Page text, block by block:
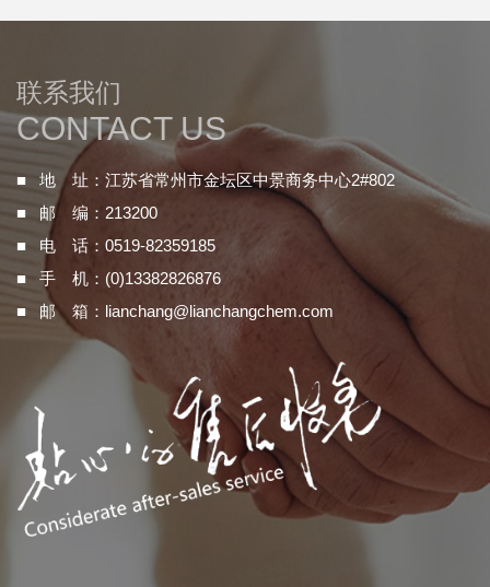
联系我们
CONTACT US
■ 地 址：江苏省常州市金坛区中景商务中心2#802
■ 邮 编：213200
■ 电 话：0519-82359185
■ 手 机：(0)13382826876
■ 邮 箱： lianchang@lianchangchem.com